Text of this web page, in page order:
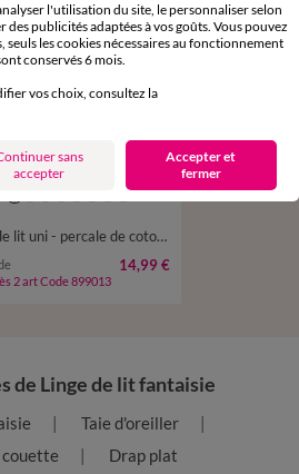
Linge de lit uni - percale de coton 72 fils/cm²
14,99 €
2 art Code 899013
de Linge de lit fantaisie
Taie d'oreiller
couette
Drap plat
l'utilisation du site, le personnaliser selon
publicités adaptées à vos goûts. Vous pouvez
seuls les cookies nécessaires au fonctionnement
conservés 6 mois.
vos choix, consultez la
sans
accepter
Accepter et
fermer